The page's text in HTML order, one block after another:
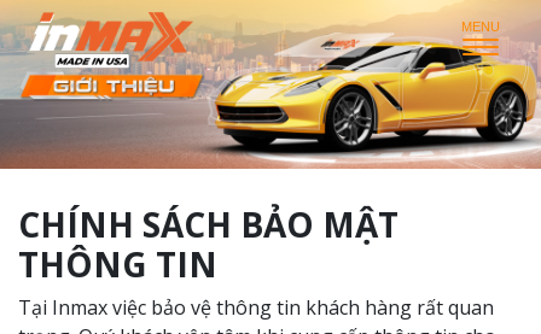
CHÍNH SÁCH BẢO MẬT
THÔNG TIN
Tại Inmax việc bảo vệ thông tin khách hàng rất quan